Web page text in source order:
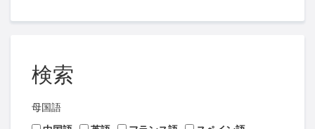
検索
母国語